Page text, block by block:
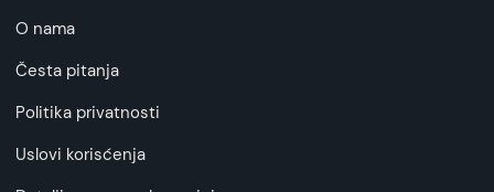
O nama
Česta pitanja
Politika privatnosti
Uslovi korisćenja